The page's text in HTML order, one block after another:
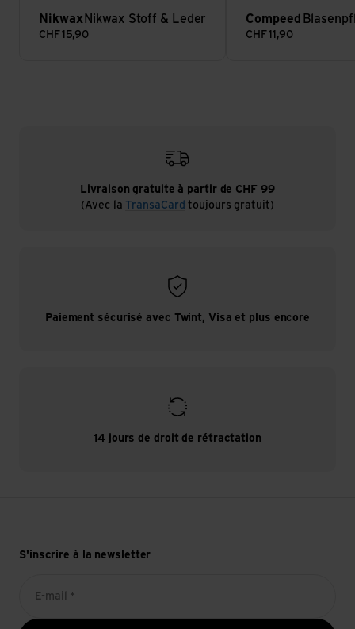
Nikwax Nikwax Stoff & Leder
CHF15,90
Compeed
CHF11,90
Livraison gratuite à partir de CHF 99
(Avec la TransaCard toujours gratuit)
Paiement sécurisé avec Twint, Visa et plus encore
14 jours de droit de rétractation
S'inscrire à la newsletter
E-mail *